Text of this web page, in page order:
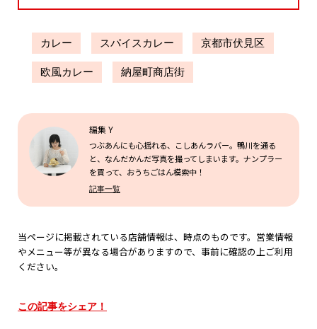
カレー スパイスカレー 京都市伏見区
欧風カレー 納屋町商店街
編集 Y
つぶあんにも心揺れる、こしあんラバー。鴨川を通る
と、なんだかんだ写真を撮ってしまいます。ナンプラー
を買って、おうちごはん模索中！
記事一覧
当ページに掲載されている店舗情報は、時点のものです。営業情報
やメニュー等が異なる場合がありますので、事前に確認の上ご利用
ください。
この記事をシェア！